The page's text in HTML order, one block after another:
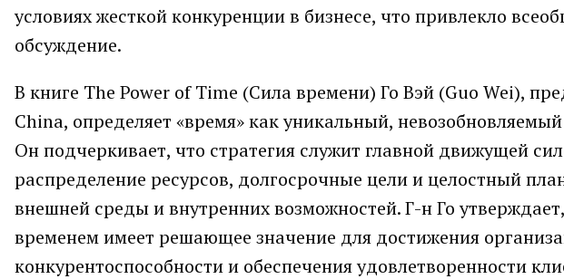
условиях жесткой конкуренции в бизнесе, что привлекло
обсуждение.
В книге The Power of Time (Сила времени) Го Вэй (Guo Wei),
China, определяет «время» как уникальный,
Он подчеркивает, что стратегия служит главной движущей
распределение ресурсов, долгосрочные цели и целостный
внешней среды и внутренних возможностей. Г-н Го
временем имеет решающее значение для достижения
конкурентоспособности и обеспечения удовлетворенности